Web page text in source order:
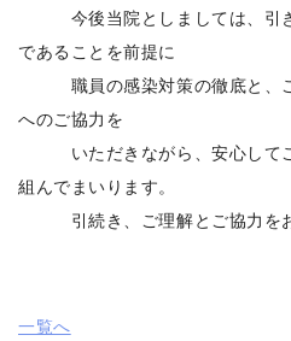
今後当院としましては、引き
であることを前提に
職員の感染対策の徹底と、ご
へのご協力を
いただきながら、安心してご
組んでまいります。
引続き、ご理解とご協力をお
一覧へ